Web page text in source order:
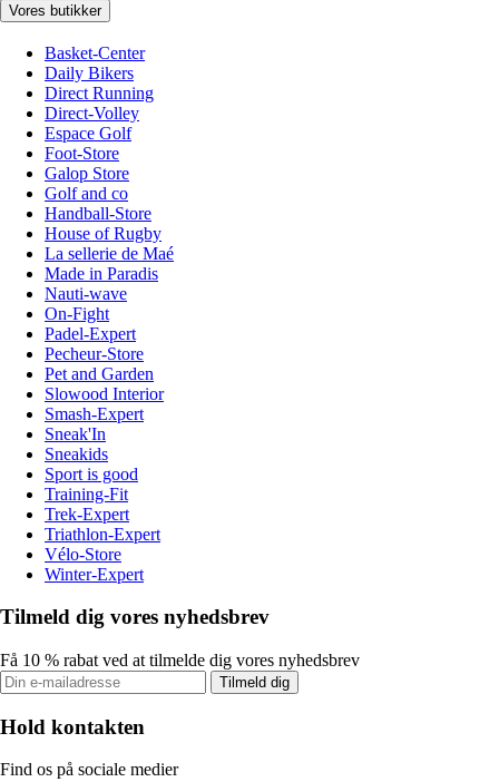
Vores butikker
Basket-Center
Daily Bikers
Direct Running
Direct-Volley
Espace Golf
Foot-Store
Galop Store
Golf and co
Handball-Store
House of Rugby
La sellerie de Maé
Made in Paradis
Nauti-wave
On-Fight
Padel-Expert
Pecheur-Store
Pet and Garden
Slowood Interior
Smash-Expert
Sneak'In
Sneakids
Sport is good
Training-Fit
Trek-Expert
Triathlon-Expert
Vélo-Store
Winter-Expert
Tilmeld dig vores nyhedsbrev
Få 10 % rabat ved at tilmelde dig vores nyhedsbrev
Tilmeld dig
Hold kontakten
Find os på sociale medier